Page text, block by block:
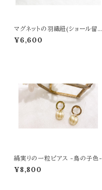
マグネットの羽織紐(ショール留
め) -濃紺-
¥6,600
絹実りの一粒ピアス -鳥の子色-
¥8,800